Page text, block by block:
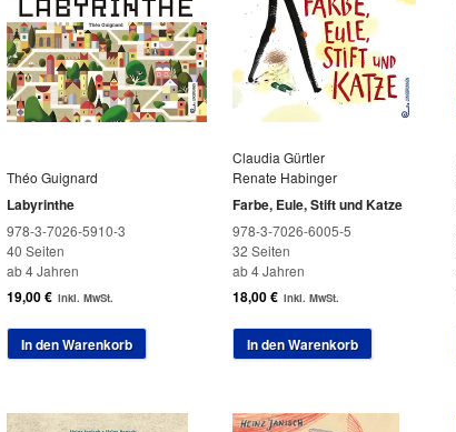
Théo Guignard
Labyrinthe
978-3-7026-5910-3
40 Seiten
ab 4 Jahren
19,00€ inkl. MwSt.
In den Warenkorb
Claudia Gürtler
Renate Habinger
Farbe, Eule, Stift und Katze
978-3-7026-6005-5
32 Seiten
ab 4 Jahren
18,00€ inkl. MwSt.
In den Warenkorb